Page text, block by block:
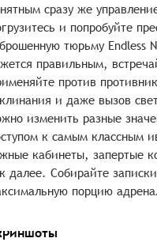
сразу же
и попробуйте
тюрьму Endless
правильным,
против
и даже вызов
изменить разные
к самым классным
кабинеты, запертые
далее. Собирайте
порцию